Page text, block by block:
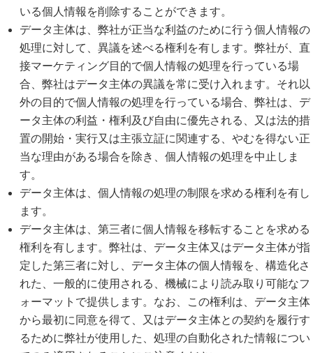
いる個人情報を削除することができます。
データ主体は、弊社が正当な利益のために行う個人情報の
処理に対して、異議を述べる権利を有します。弊社が、直
接マーケティング目的で個人情報の処理を行っている場
合、弊社はデータ主体の異議を常に受け入れます。それ以
外の目的で個人情報の処理を行っている場合、弊社は、デ
ータ主体の利益・権利及び自由に優先される、又は法的措
置の開始・実行又は主張立証に関連する、やむを得ない正
当な理由がある場合を除き、個人情報の処理を中止しま
す。
データ主体は、個人情報の処理の制限を求める権利を有し
ます。
データ主体は、第三者に個人情報を移転することを求める
権利を有します。弊社は、データ主体又はデータ主体が指
定した第三者に対し、データ主体の個人情報を、構造化さ
れた、一般的に使用される、機械により読み取り可能なフ
ォーマットで提供します。なお、この権利は、データ主体
から最初に同意を得て、又はデータ主体との契約を履行す
るために弊社が使用した、処理の自動化された情報につい